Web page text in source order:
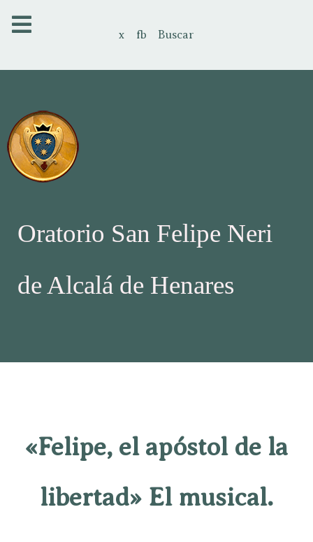
x fb Buscar
Oratorio San Felipe Neri
de Alcalá de Henares
«Felipe, el apóstol de la
libertad» El musical.